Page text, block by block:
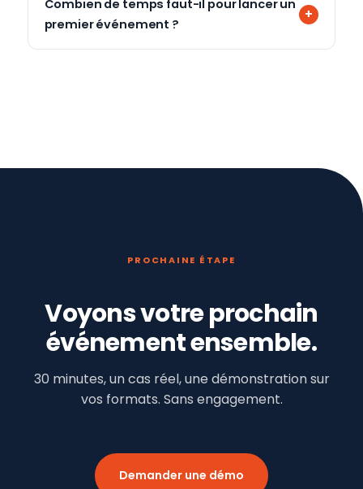
Combien de temps faut-il pour lancer un
premier événement ?
PROCHAINE ÉTAPE
Voyons votre prochain
événement ensemble.
30 minutes, un cas réel, une démonstration sur
vos formats. Sans engagement.
Demander une démo